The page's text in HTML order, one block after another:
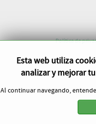
Esta web utiliza
analizar y mejorar
Al continuar navegando,
Política de